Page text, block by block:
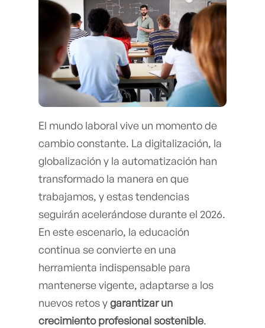
El mundo laboral vive un momento de
cambio constante. La digitalización, la
globalización y la automatización han
transformado la manera en que
trabajamos, y estas tendencias
seguirán acelerándose durante el 2026.
En este escenario, la educación
continua se convierte en una
herramienta indispensable para
mantenerse vigente, adaptarse a los
nuevos retos ygarantizar un
crecimiento profesional sostenible.